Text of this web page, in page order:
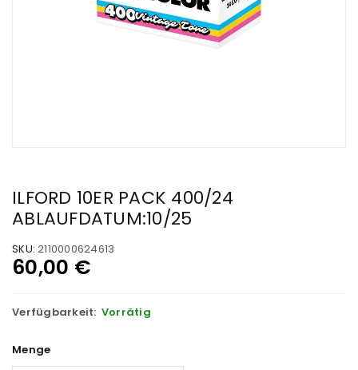
ILFORD 10ER PACK 400/24
ABLAUFDATUM:10/25
SKU: 2110000624613
60,00 €
Verfügbarkeit: Vorrätig
Menge